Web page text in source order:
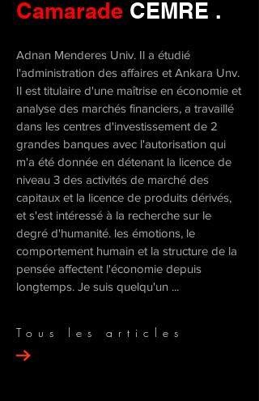
Camarade CEMRE .
Adnan Menderes Univ. Il a étudié
l'administration des affaires et Ankara Unv.
Il est titulaire d'une maîtrise en économie et
analyse des marchés financiers, a travaillé
dans les centres d'investissement de 2
grandes banques avec l'autorisation qui
m'a été donnée en détenant la licence de
niveau 3 des activités de marché des
capitaux et la licence de produits dérivés,
et s'est intéressé à la recherche sur le
degré d'humanité. les émotions, le
comportement humain et la structure de la
pensée affectent l'économie depuis
longtemps. Je suis quelqu'un ...
Tous les articles